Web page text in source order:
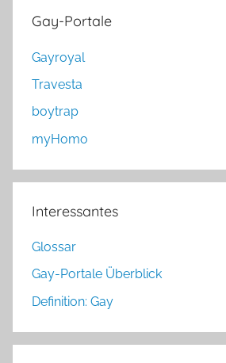
Gay-Portale
Gayroyal
Travesta
boytrap
myHomo
Interessantes
Glossar
Gay-Portale Überblick
Definition: Gay